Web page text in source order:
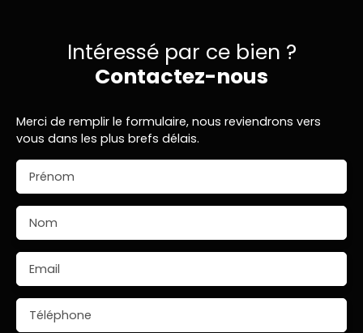
Intéressé par ce bien ?
Contactez-nous
Merci de remplir le formulaire, nous reviendrons vers
vous dans les plus brefs délais.
Prénom
Nom
Email
Téléphone